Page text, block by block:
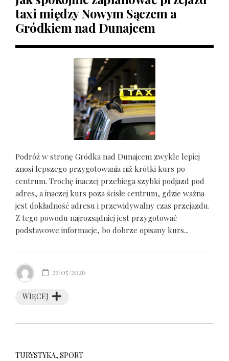
taxi między Nowym Sączem a
Gródkiem nad Dunajcem
Podróż w stronę Gródka nad Dunajcem zwykle lepiej
znosi lepszego przygotowania niż krótki kurs po
centrum. Trochę inaczej przebiega szybki podjazd pod
adres, a inaczej kurs poza ścisłe centrum, gdzie ważna
jest dokładność adresu i przewidywalny czas przejazdu.
Z tego powodu najrozsądniej jest przygotować
podstawowe informacje, bo dobrze opisany kurs...
WIĘCEJ
22/05/2026
TURYSTYKA, SPORT